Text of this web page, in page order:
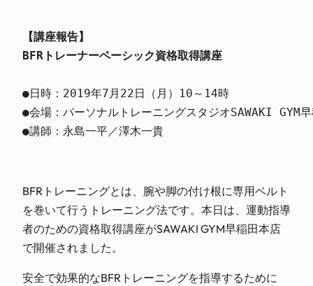
【講座報告】
BFRトレーナーベーシック資格取得講座
●日時：2019年7月22日（月）10～14時
●会場：パーソナルトレーニングスタジオSAWAKI GYM
●講師：永島一平／澤木一貴
BFRトレーニングとは、腕や脚の付け根に専用ベルト
を巻いて行うトレーニング法です。本日は、運動指導
者のための資格取得講座がSAWAKI GYM早稲田本店
で開催されました。
安全で効果的なBFRトレーニングを指導するために